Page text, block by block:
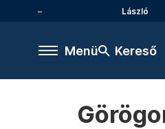
László
Menü Kereső